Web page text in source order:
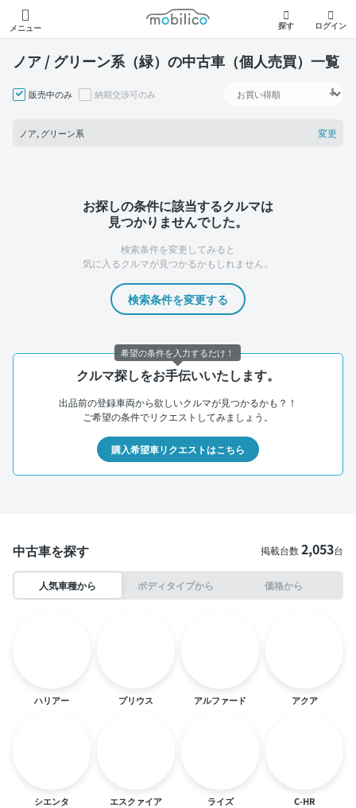
メニュー
モビリコ
探す ログイン
ノア / グリーン系（緑）の中古車（個人売買）一覧
販売中のみ 納期交渉可のみ
ノア, グリーン系 変更
お探しの条件に該当するクルマは
見つかりませんでした。
検索条件を変更してみると
気に入るクルマが見つかるかもしれません。
検索条件を変更する
クルマ探しをお手伝いいたします。
出品前の登録車両から欲しいクルマが見つかるかも？！
ご希望の条件でリクエストしてみましょう。
購入希望車リクエストはこちら
中古車を探す 掲載台数2,053台
人気車種から ボディタイプから 価格から
ハリアー プリウス アルファード アクア
シエンタ エスクァイア ライズ C-HR
希望の条件を入力するだけ！